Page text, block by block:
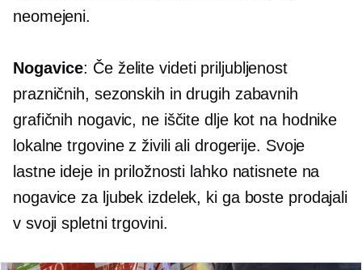
neomejeni.
Nogavice: Če želite videti priljubljenost
prazničnih, sezonskih in drugih zabavnih
grafičnih nogavic, ne iščite dlje kot na hodnike
lokalne trgovine z živili ali drogerije. Svoje
lastne ideje in priložnosti lahko natisnete na
nogavice za ljubek izdelek, ki ga boste prodajali
v svoji spletni trgovini.